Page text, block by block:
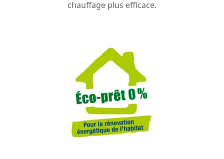
chauffage plus efficace.